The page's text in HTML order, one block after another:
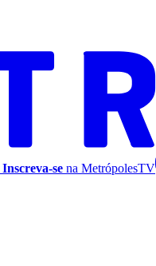
Inscreva-se na MetrópolesTV